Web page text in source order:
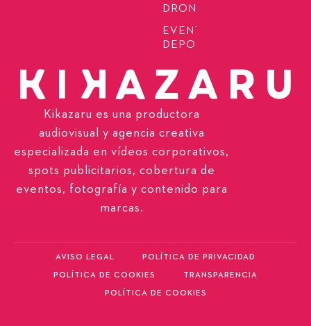
DRONES
EVENTOS
DEPORTIVOS
Kikazaru es una productora
audiovisual y agencia creativa
especializada en vídeos corporativos,
spots publicitarios, cobertura de
eventos, fotografía y contenido para
marcas.
AVISO LEGAL POLÍTICA DE PRIVACIDAD
POLÍTICA DE COOKIES TRANSPARENCIA
POLÍTICA DE COOKIES